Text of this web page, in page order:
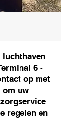
luchthaven
6 -
op met
om uw
regelen en